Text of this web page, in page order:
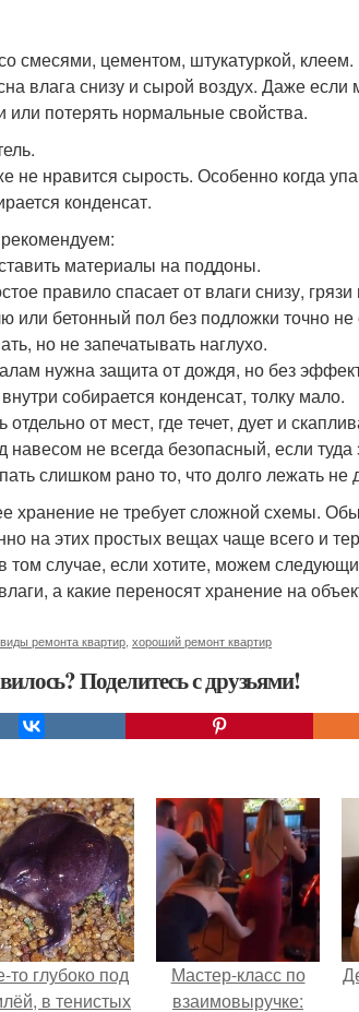
смесями, цементом, штукатуркой, клеем.
влага снизу и сырой воздух. Даже
или потерять нормальные свойства.
не нравится сырость. Особенно когда
конденсат.
материалы на поддоны.
правило спасает от влаги снизу,
или бетонный пол без подложки точно не
но не запечатывать наглухо.
нужна защита от дождя, но без
внутри собирается конденсат, толку мало.
отдельно от мест, где течет, дует и
навесом не всегда безопасный, если
слишком рано то, что долго лежать не
хранение не требует сложной схемы.
на этих простых вещах чаще всего и
том случае, если хотите, можем
а какие переносят хранение на
виды ремонта квартир хороший ремонт квартир
Поделитесь с друзьями!
то глубоко под
в тенистых
Мастер-класс по
взаимовыручке: